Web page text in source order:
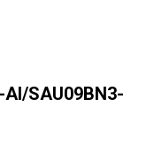
AI/SAU09BN3-